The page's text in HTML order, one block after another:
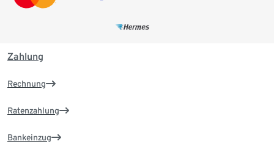
Zahlung
Rechnung
Ratenzahlung
Bankeinzug